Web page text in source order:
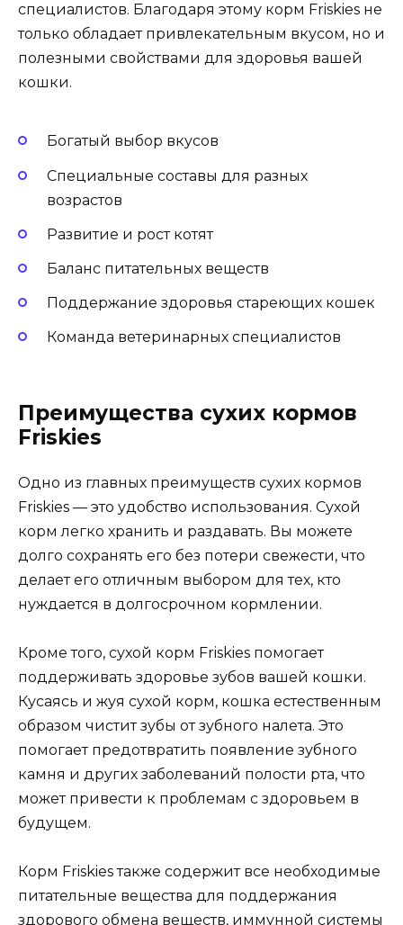
специалистов. Благодаря этому корм Friskies не
только обладает привлекательным вкусом, но и
полезными свойствами для здоровья вашей
кошки.
Богатый выбор вкусов
Специальные составы для разных
возрастов
Развитие и рост котят
Баланс питательных веществ
Поддержание здоровья стареющих кошек
Команда ветеринарных специалистов
Преимущества сухих кормов
Friskies
Одно из главных преимуществ сухих кормов
Friskies — это удобство использования. Сухой
корм легко хранить и раздавать. Вы можете
долго сохранять его без потери свежести, что
делает его отличным выбором для тех, кто
нуждается в долгосрочном кормлении.
Кроме того, сухой корм Friskies помогает
поддерживать здоровье зубов вашей кошки.
Кусаясь и жуя сухой корм, кошка естественным
образом чистит зубы от зубного налета. Это
помогает предотвратить появление зубного
камня и других заболеваний полости рта, что
может привести к проблемам с здоровьем в
будущем.
Корм Friskies также содержит все необходимые
питательные вещества для поддержания
здорового обмена веществ, иммунной системы